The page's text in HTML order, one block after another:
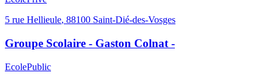
5 rue Hellieule, 88100 Saint-Dié-des-Vosges
Groupe Scolaire - Gaston Colnat -
EcolePublic